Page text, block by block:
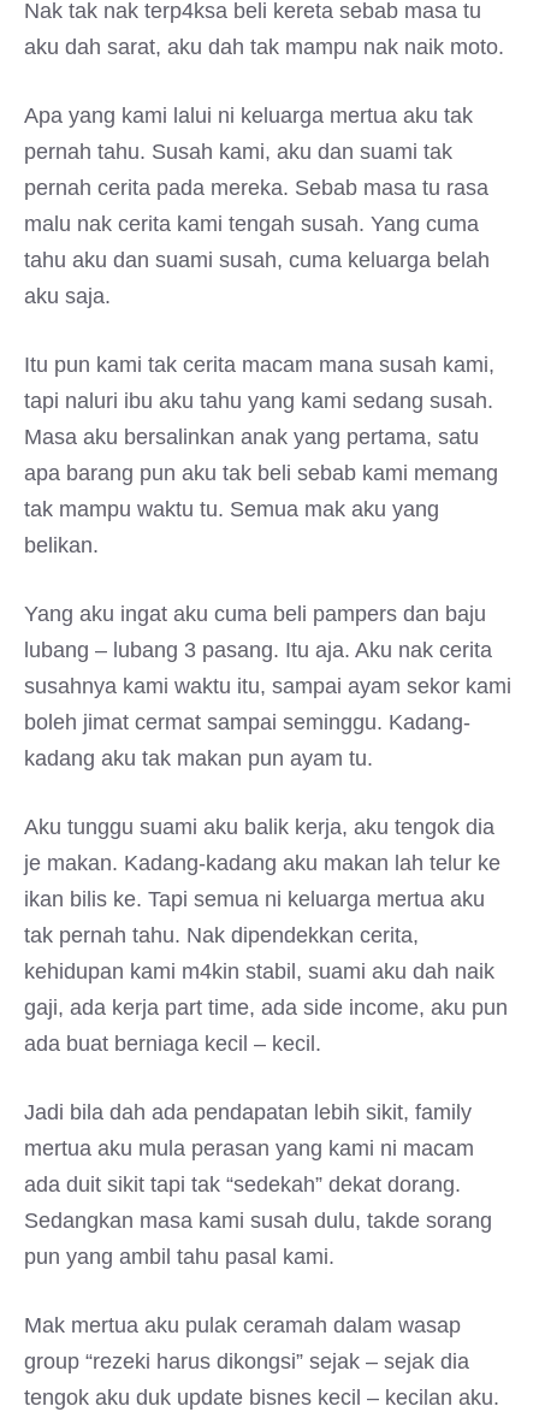
Nak tak nak terp4ksa beli kereta sebab masa tu
aku dah sarat, aku dah tak mampu nak naik moto.
Apa yang kami lalui ni keluarga mertua aku tak
pernah tahu. Susah kami, aku dan suami tak
pernah cerita pada mereka. Sebab masa tu rasa
malu nak cerita kami tengah susah. Yang cuma
tahu aku dan suami susah, cuma keluarga belah
aku saja.
Itu pun kami tak cerita macam mana susah kami,
tapi naluri ibu aku tahu yang kami sedang susah.
Masa aku bersalinkan anak yang pertama, satu
apa barang pun aku tak beli sebab kami memang
tak mampu waktu tu. Semua mak aku yang
belikan.
Yang aku ingat aku cuma beli pampers dan baju
lubang – lubang 3 pasang. Itu aja. Aku nak cerita
susahnya kami waktu itu, sampai ayam sekor kami
boleh jimat cermat sampai seminggu. Kadang-
kadang aku tak makan pun ayam tu.
Aku tunggu suami aku balik kerja, aku tengok dia
je makan. Kadang-kadang aku makan lah telur ke
ikan bilis ke. Tapi semua ni keluarga mertua aku
tak pernah tahu. Nak dipendekkan cerita,
kehidupan kami m4kin stabil, suami aku dah naik
gaji, ada kerja part time, ada side income, aku pun
ada buat berniaga kecil – kecil.
Jadi bila dah ada pendapatan lebih sikit, family
mertua aku mula perasan yang kami ni macam
ada duit sikit tapi tak “sedekah” dekat dorang.
Sedangkan masa kami susah dulu, takde sorang
pun yang ambil tahu pasal kami.
Mak mertua aku pulak ceramah dalam wasap
group “rezeki harus dikongsi” sejak – sejak dia
tengok aku duk update bisnes kecil – kecilan aku.